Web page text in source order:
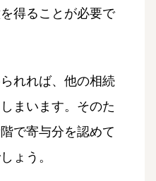
得ることが必要で
れれば、他の相続
まいます。そのた
で寄与分を認めて
ょう。